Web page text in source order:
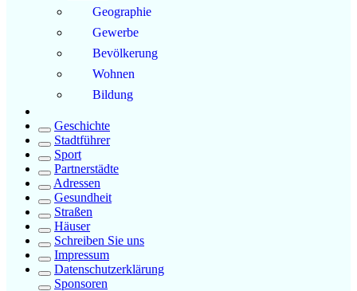
Geographie
Gewerbe
Bevölkerung
Wohnen
Bildung
Geschichte
Stadtführer
Sport
Partnerstädte
Adressen
Gesundheit
Straßen
Häuser
Schreiben Sie uns
Impressum
Datenschutzerklärung
Sponsoren